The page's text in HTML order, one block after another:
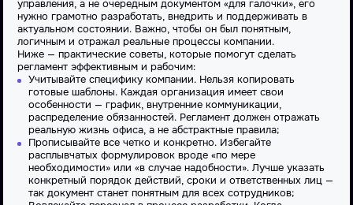
управления, а не очередным документом «для галочки», его
нужно грамотно разработать, внедрить и поддерживать в
актуальном состоянии. Важно, чтобы он был понятным,
логичным и отражал реальные процессы компании.
Ниже — практические советы, которые помогут сделать
регламент эффективным и рабочим:
Учитывайте специфику компании. Нельзя копировать
готовые шаблоны. Каждая организация имеет свои
особенности — график, внутренние коммуникации,
распределение обязанностей. Регламент должен отражать
реальную жизнь офиса, а не абстрактные правила;
Прописывайте все четко и конкретно. Избегайте
расплывчатых формулировок вроде «по мере
необходимости» или «в случае надобности». Лучше указать
конкретный порядок действий, сроки и ответственных лиц —
так документ станет понятным для всех сотрудников;